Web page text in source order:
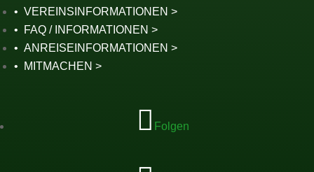
VEREINSINFORMATIONEN
FAQ / INFORMATIONEN
ANREISEINFORMATIONEN
MITMACHEN
Folgen